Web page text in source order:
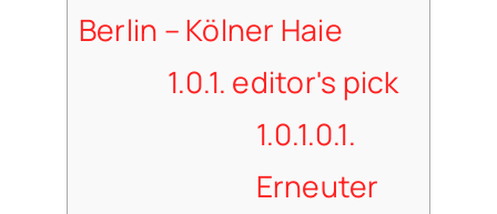
Berlin – Kölner Haie
1.0.1. editor's pick
1.0.1.0.1.
Erneuter